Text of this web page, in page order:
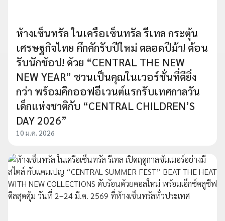
ห้างเซ็นทรัล ในเครือเซ็นทรัล รีเทล กระตุ้น
เศรษฐกิจไทย คึกคักรับปีใหม่ ตลอดปีม้า! ต้อน
รับนักช้อป! ด้วย “CENTRAL THE NEW
NEW YEAR” ชวนเป็นคุณในเวอร์ชั่นที่ดียิ่ง
กว่า พร้อมคิกออฟอีเวนต์แรกรับเทศกาลวัน
เด็กแห่งชาติกับ “CENTRAL CHILDREN’S
DAY 2026”
10 ม.ค. 2026